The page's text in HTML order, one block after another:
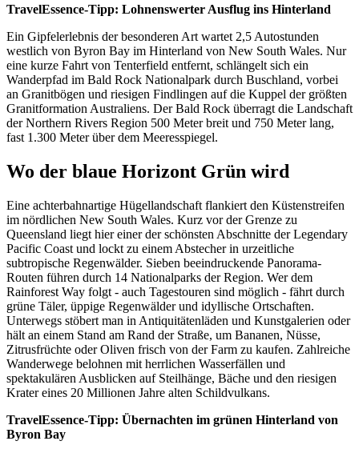
TravelEssence-Tipp: Lohnenswerter Ausflug ins Hinterland
Ein Gipfelerlebnis der besonderen Art wartet 2,5 Autostunden
westlich von Byron Bay im Hinterland von New South Wales. Nur
eine kurze Fahrt von Tenterfield entfernt, schlängelt sich ein
Wanderpfad im Bald Rock Nationalpark durch Buschland, vorbei
an Granitbögen und riesigen Findlingen auf die Kuppel der größten
Granitformation Australiens. Der Bald Rock überragt die Landschaft
der Northern Rivers Region 500 Meter breit und 750 Meter lang,
fast 1.300 Meter über dem Meeresspiegel.
Wo der blaue Horizont Grün wird
Eine achterbahnartige Hügellandschaft flankiert den Küstenstreifen
im nördlichen New South Wales. Kurz vor der Grenze zu
Queensland liegt hier einer der schönsten Abschnitte der Legendary
Pacific Coast und lockt zu einem Abstecher in urzeitliche
subtropische Regenwälder. Sieben beeindruckende Panorama-
Routen führen durch 14 Nationalparks der Region. Wer dem
Rainforest Way folgt - auch Tagestouren sind möglich - fährt durch
grüne Täler, üppige Regenwälder und idyllische Ortschaften.
Unterwegs stöbert man in Antiquitätenläden und Kunstgalerien oder
hält an einem Stand am Rand der Straße, um Bananen, Nüsse,
Zitrusfrüchte oder Oliven frisch von der Farm zu kaufen. Zahlreiche
Wanderwege belohnen mit herrlichen Wasserfällen und
spektakulären Ausblicken auf Steilhänge, Bäche und den riesigen
Krater eines 20 Millionen Jahre alten Schildvulkans.
TravelEssence-Tipp: Übernachten im grünen Hinterland von
Byron Bay